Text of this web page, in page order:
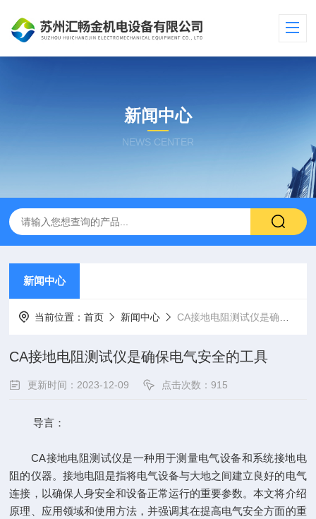
新闻中心
NEWS CENTER
新闻中心
当前位置：首页 新闻中心 CA接地电阻测试仪是确保电气安全的工具
CA接地电阻测试仪是确保电气安全的工具
更新时间：2023-12-09 点击次数：915
导言：
CA接地电阻测试仪是一种用于测量电气设备和系统接地电
阻的仪器。接地电阻是指将电气设备与大地之间建立良好的电气
连接，以确保人身安全和设备正常运行的重要参数。本文将介绍
原理、应用领域和使用方法，并强调其在提高电气安全方面的重